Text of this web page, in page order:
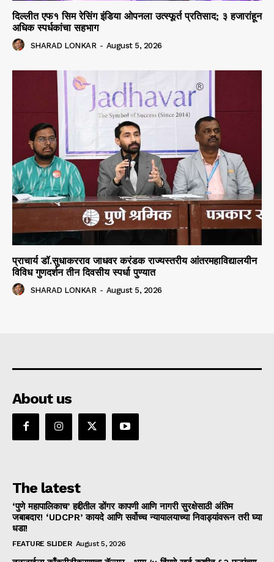
दिल्लीत एफ१ सिम रेसिंग इंडिया ओपनला उत्स्फूर्त प्रतिसाद; ३ हजारांहून
अधिक स्पर्धकांचा सहभाग
SHARAD LONKAR - August 5, 2026
प्राचार्य डॉ.सुधाकरराव जाधवर करंडक राज्यस्तरीय आंतरमहाविद्यालयीन
विविध गुणदर्शन तीन दिवसीय स्पर्धा पुण्यात
SHARAD LONKAR - August 5, 2026
About us
The latest
‘पुणे महापालिकाच’ हद्दीतील डोंगर कापणी आणि नागरी सुरक्षेसाठी अंतिम
जबाबदार! ‘UDCPR’ कायदे आणि सर्वोच्च न्यायालयाच्या निवाड्यांवरून तरी घ्या
धडा!
FEATURE SLIDER August 5, 2026